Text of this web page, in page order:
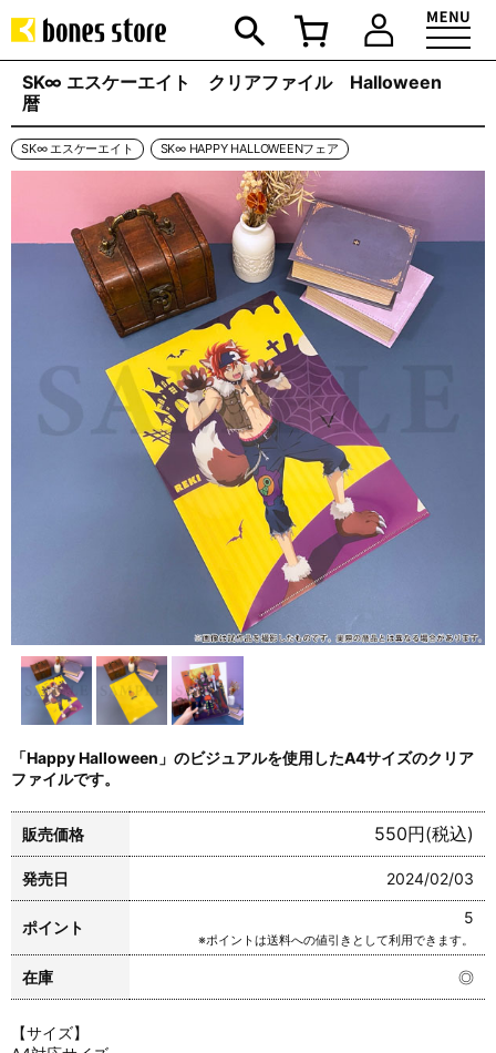
SK∞ エスケーエイト クリアファイル Halloween
暦
SK∞ エスケーエイト SK∞ HAPPY HALLOWEENフェア
「Happy Halloween」のビジュアルを使用したA4サイズのクリア
ファイルです。
販売価格 550円(税込)
発売日 2024/02/03
ポイント
5
※ポイントは送料への値引きとして利用できます。
在庫 ◎
【サイズ】